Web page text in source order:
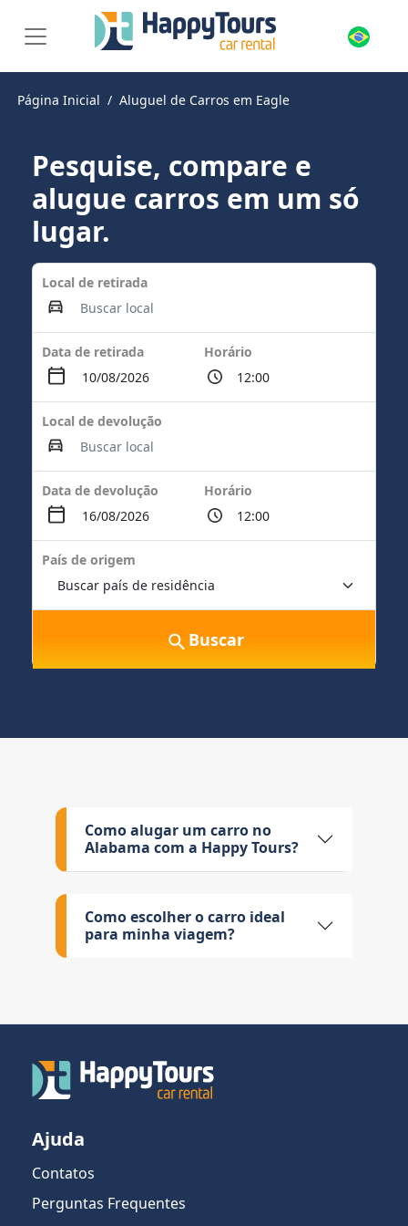
Página Inicial Aluguel de Carros em Eagle
Pesquise, compare e
alugue carros em um só
lugar.
Local de retirada
Data de retirada Horário
Local de devolução
Data de devolução Horário
País de origem
Buscar
Como alugar um carro no
Alabama com a Happy Tours?
Como escolher o carro ideal
para minha viagem?
Ajuda
Contatos
Perguntas Frequentes